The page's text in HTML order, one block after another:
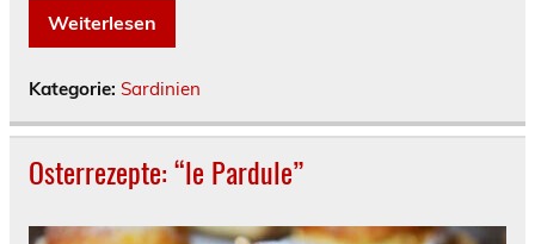
Weiterlesen
Kategorie: Sardinien
Osterrezepte: “le Pardule”